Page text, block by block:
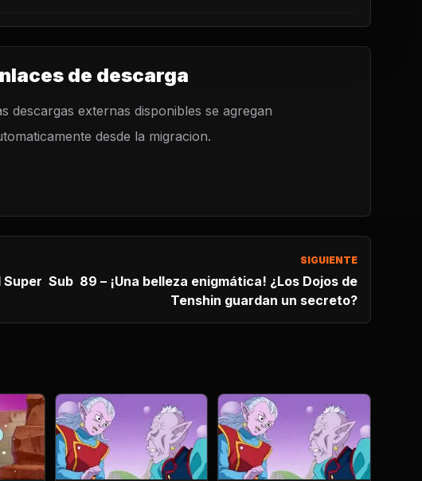
de descarga
descargas externas disponibles se agregan
desde la migracion.
SIGUIENTE
enigmática! ¿Los Dojos de
Tenshin guardan un secreto?